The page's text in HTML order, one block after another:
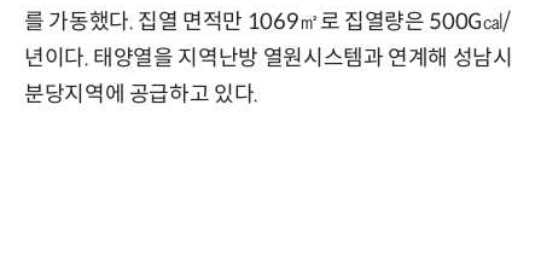
를 가동했다. 집열 면적만 1069㎡로 집열량은 500G㎈/
년이다. 태양열을 지역난방 열원시스템과 연계해 성남시
분당지역에 공급하고 있다.